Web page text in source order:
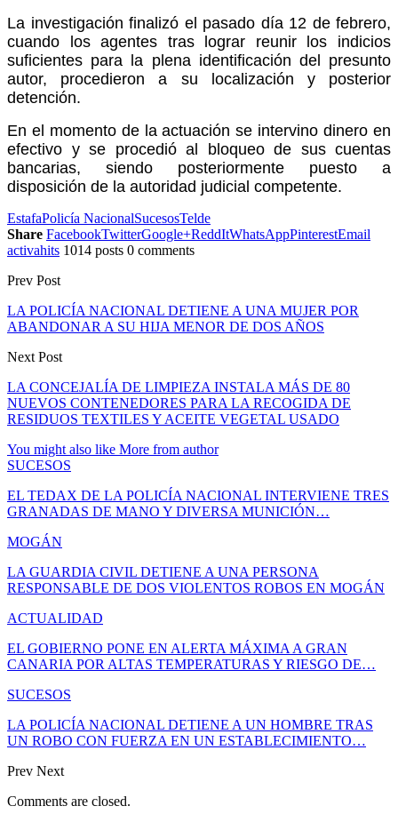
La investigación finalizó el pasado día 12 de febrero,
cuando los agentes tras lograr reunir los indicios
suficientes para la plena identificación del presunto
autor, procedieron a su localización y posterior
detención.
En el momento de la actuación se intervino dinero en
efectivo y se procedió al bloqueo de sus cuentas
bancarias, siendo posteriormente puesto a
disposición de la autoridad judicial competente.
EstafaPolicía NacionalSucesosTelde
Share FacebookTwitterGoogle+ReddItWhatsAppPinterestEmail
activahits 1014 posts 0 comments
Prev Post
LA POLICÍA NACIONAL DETIENE A UNA MUJER POR
ABANDONAR A SU HIJA MENOR DE DOS AÑOS
Next Post
LA CONCEJALÍA DE LIMPIEZA INSTALA MÁS DE 80
NUEVOS CONTENEDORES PARA LA RECOGIDA DE
RESIDUOS TEXTILES Y ACEITE VEGETAL USADO
You might also like More from author
SUCESOS
EL TEDAX DE LA POLICÍA NACIONAL INTERVIENE TRES
GRANADAS DE MANO Y DIVERSA MUNICIÓN…
MOGÁN
LA GUARDIA CIVIL DETIENE A UNA PERSONA
RESPONSABLE DE DOS VIOLENTOS ROBOS EN MOGÁN
ACTUALIDAD
EL GOBIERNO PONE EN ALERTA MÁXIMA A GRAN
CANARIA POR ALTAS TEMPERATURAS Y RIESGO DE…
SUCESOS
LA POLICÍA NACIONAL DETIENE A UN HOMBRE TRAS
UN ROBO CON FUERZA EN UN ESTABLECIMIENTO…
Prev Next
Comments are closed.